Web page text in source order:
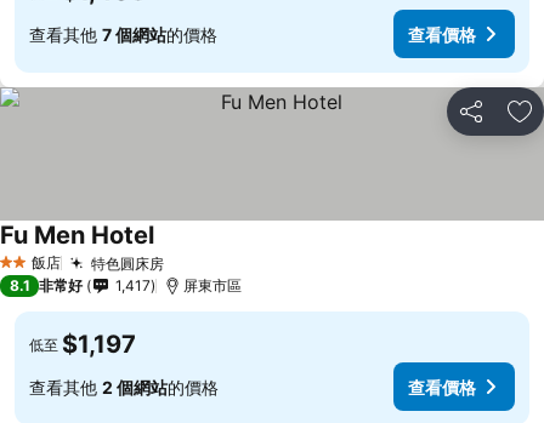
查看其他 7 個網站的價格 查看價格
分享 加
2 星級飯店 特色圓床房
Fu Men Hotel
8.1 非常好 1,417 屏東市區
低至 $1,197
查看其他 2 個網站的價格 查看價格